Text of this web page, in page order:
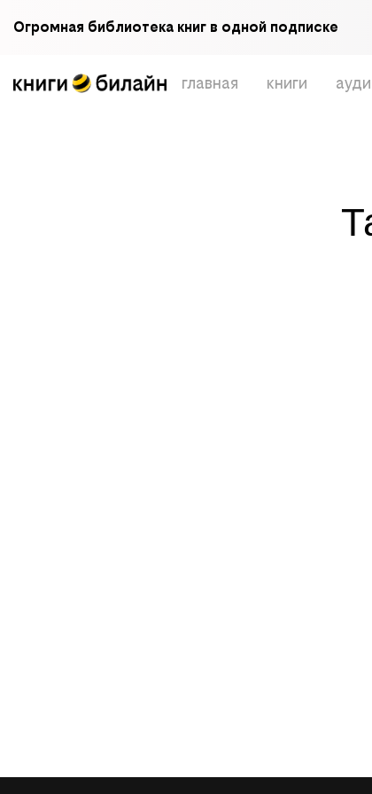
Огромная библиотека книг в одной подписке
главная книги